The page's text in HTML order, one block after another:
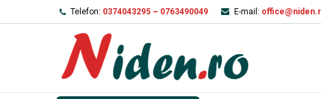
Telefon: 0374043295 ~ 0763490049 E-mail: